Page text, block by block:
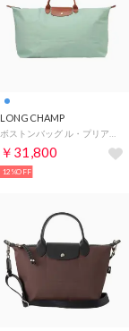
LONGCHAMP
￥31,800
12%OFF